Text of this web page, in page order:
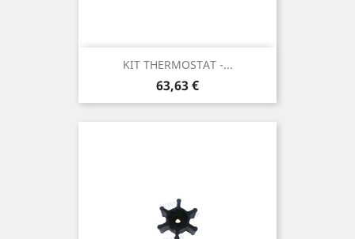
KIT THERMOSTAT -...
Prix
63,63 €